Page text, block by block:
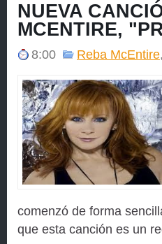
NUEVA
MCENTIRE,
8:00 Reba McEntire,
comenzó de forma
que esta canción es un